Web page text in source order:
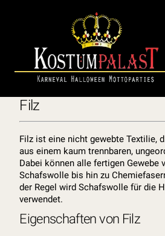
Filz
Filz ist eine nicht gewebte Textilie,
aus einem kaum trennbaren,
Dabei können alle fertigen Gewebe
Schafswolle bis hin zu
der Regel wird Schafswolle für die
verwendet.
Eigenschaften von Filz